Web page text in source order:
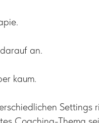
an.
kaum.
Settings